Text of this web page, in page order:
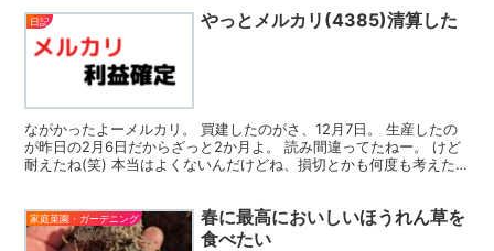
日記 やっとメルカリ(4385)清算した
ながかったよーメルカリ。 買建したのがさ、12月7日。 生産したの
が昨日の2月6日だからざっと2か月よ。 読み間違ってたねー。 けど
耐えたね(笑) 本当はよくないんだけどね、損切とかも何度も考えた
家庭菜園・ガーデニング
春に最高においしいほうれん草を
食べたい